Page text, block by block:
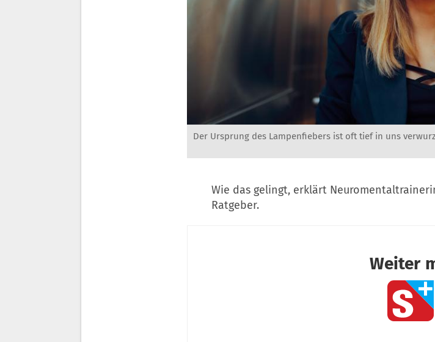
Der Ursprung des Lampenfiebers ist oft tief in uns
Wie das gelingt, erklärt
Ratgeber.